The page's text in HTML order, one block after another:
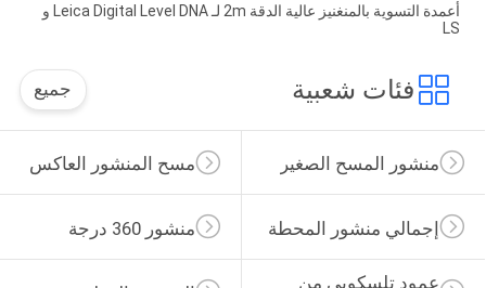
أعمدة التسوية بالمنغنيز عالية الدقة 2m لـ Leica Digital Level DNA و
LS
فئات شعبية جميع
مسح المنشور العاكس منشور المسح الصغير
منشور 360 درجة إجمالي منشور المحطة
عمود تلسكوبي من